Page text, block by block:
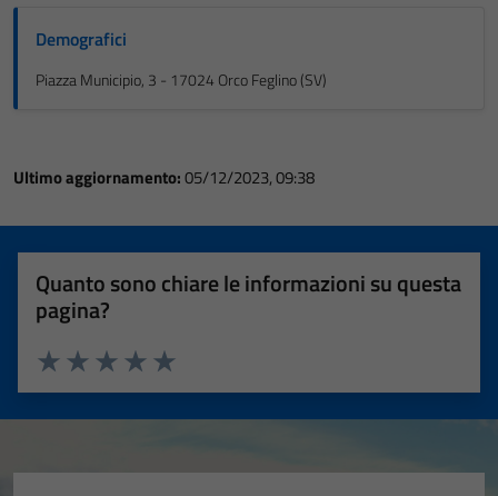
Demografici
Piazza Municipio, 3 - 17024 Orco Feglino (SV)
Ultimo aggiornamento:05/12/2023, 09:38
Quanto sono chiare le informazioni su questa
pagina?
Valuta 5 stelle su 5
Valuta 4 stelle su 5
Valuta 3 stelle su 5
Valuta 2 stelle su 5
Valuta 1 stelle su 5